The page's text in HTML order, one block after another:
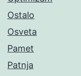
Ostalo
Osveta
Pamet
Patnja